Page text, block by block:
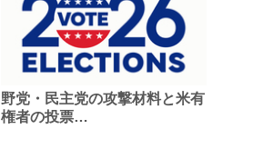
野党・民主党の攻撃材料と米有
権者の投票…